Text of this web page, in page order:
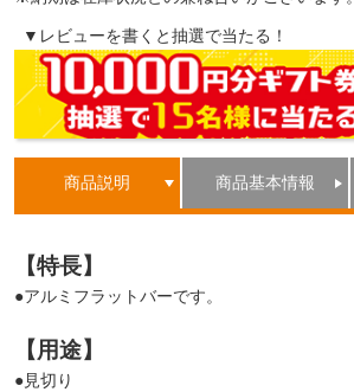
▼レビューを書くと抽選で当たる！
商品説明 商品基本情報
【特長】
●アルミフラットバーです。
【用途】
●見切り